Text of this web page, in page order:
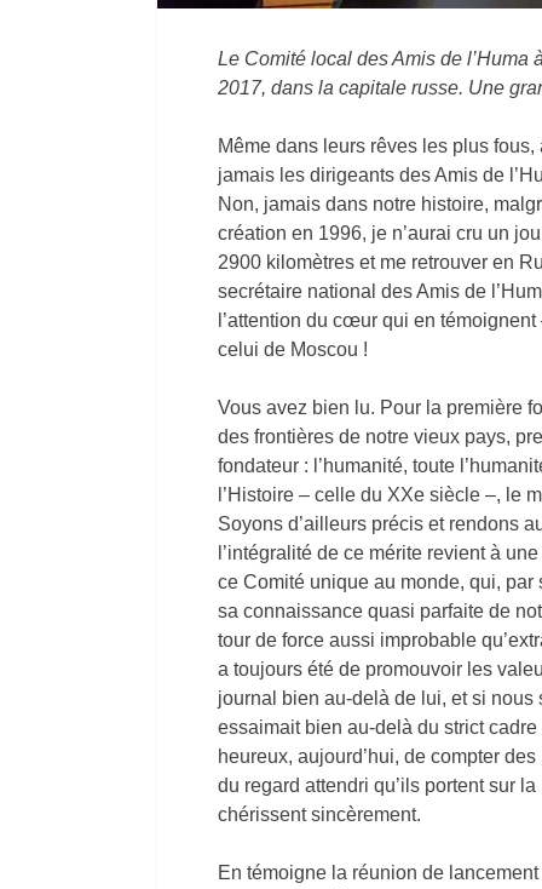
Le Comité local des Amis de l’Huma
2017, dans la capitale russe. Une
Même dans leurs rêves les plus
jamais les dirigeants des Amis de
Non, jamais dans notre histoire,
création en 1996, je n’aurai cru un
2900 kilomètres et me retrouver en
secrétaire national des Amis de
l’attention du cœur qui en
celui de Moscou !
Vous avez bien lu. Pour la première
des frontières de notre vieux pays,
fondateur : l’humanité, toute
l’Histoire – celle du XXe siècle –, le
Soyons d’ailleurs précis et rendons
l’intégralité de ce mérite revient à
ce Comité unique au monde, qui,
sa connaissance quasi parfaite de
tour de force aussi improbable
a toujours été de promouvoir les
journal bien au-delà de lui, et si nous
essaimait bien au-delà du strict
heureux, aujourd’hui, de compter
du regard attendri qu’ils portent sur
chérissent sincèrement.
En témoigne la réunion de